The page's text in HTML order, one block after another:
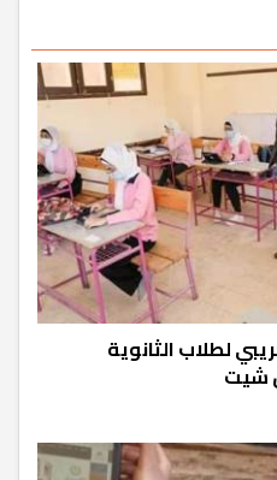
لطلاب الثانوية
شيت